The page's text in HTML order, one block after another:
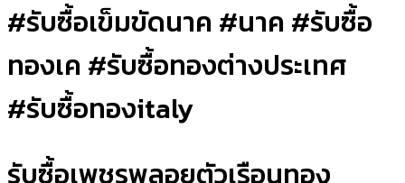
#รับซื้อเข็มขัดนาค #นาค #รับซื้อ
ทองเค #รับซื้อทองต่างประเทศ
#รับซื้อทองitaly
รับซื้อเพชรพลอยตัวเรือนทอง